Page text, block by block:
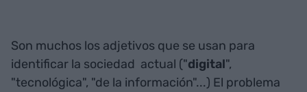
Son muchos los adjetivos que se usan para
identificar la sociedad actual ("digital",
"tecnológica", "de la información"...) El problema